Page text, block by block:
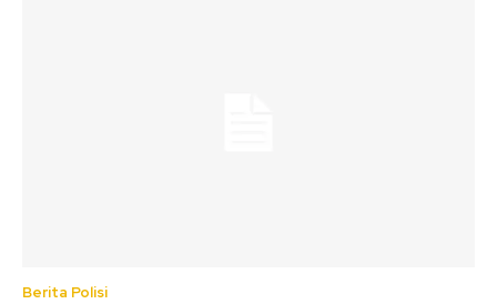
Berita Polisi